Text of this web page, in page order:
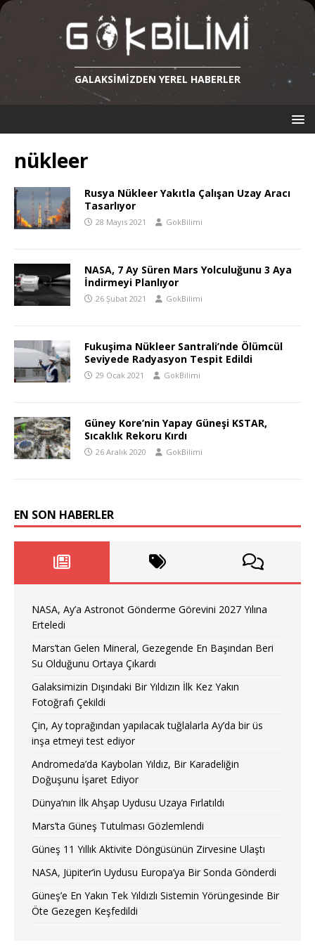
GALAKSIMIZDEN YEREL HABERLER
nükleer
Rusya Nükleer Yakıtla Çalışan Uzay Aracı
Tasarlıyor
28 Mayıs 2021 GokBilimi
NASA, 7 Ay Süren Mars Yolculuğunu 3 Aya
İndirmeyi Planlıyor
26 Şubat 2021 GokBilimi
Fukuşima Nükleer Santrali’nde Ölümcül
Seviyede Radyasyon Tespit Edildi
29 Ocak 2021 GokBilimi
Güney Kore’nin Yapay Güneşi KSTAR,
Sıcaklık Rekoru Kırdı
26 Aralık 2020 GokBilimi
EN SON HABERLER
NASA, Ay’a Astronot Gönderme Görevini 2027 Yılına
Erteledi
Mars’tan Gelen Mineral, Gezegende En Başından Beri
Su Olduğunu Ortaya Çıkardı
Galaksimizin Dışındaki Bir Yıldızın İlk Kez Yakın
Fotoğrafı Çekildi
Çin, Ay toprağından yapılacak tuğlalarla Ay’da bir üs
inşa etmeyi test ediyor
Andromeda’da Kaybolan Yıldız, Bir Karadeliğin
Doğuşunu İşaret Ediyor
Dünya’nın İlk Ahşap Uydusu Uzaya Fırlatıldı
Mars’ta Güneş Tutulması Gözlemlendi
Güneş 11 Yıllık Aktivite Döngüsünün Zirvesine Ulaştı
NASA, Jüpiter’in Uydusu Europa’ya Bir Sonda Gönderdi
Güneş’e En Yakın Tek Yıldızlı Sistemin Yörüngesinde Bir
Öte Gezegen Keşfedildi